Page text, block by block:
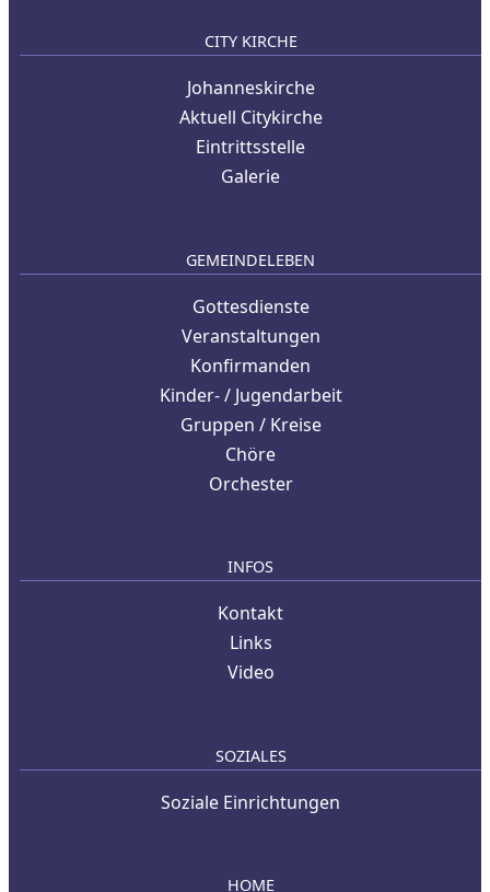
CITY KIRCHE
Johanneskirche
Aktuell Citykirche
Eintrittsstelle
Galerie
GEMEINDELEBEN
Gottesdienste
Veranstaltungen
Konfirmanden
Kinder- / Jugendarbeit
Gruppen / Kreise
Chöre
Orchester
INFOS
Kontakt
Links
Video
SOZIALES
Soziale Einrichtungen
HOME